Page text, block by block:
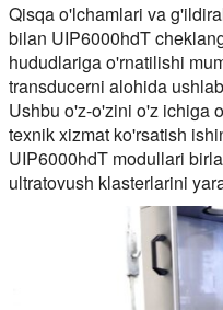
Qisqa o'lchamlari va
bilan UIP6000hdT
hududlariga o'rnatilishi
transducerni alohida
Ushbu o'z-o'zini o'z ichiga
texnik xizmat ko'rsatish
UIP6000hdT modullari
ultratovush klasterlarini